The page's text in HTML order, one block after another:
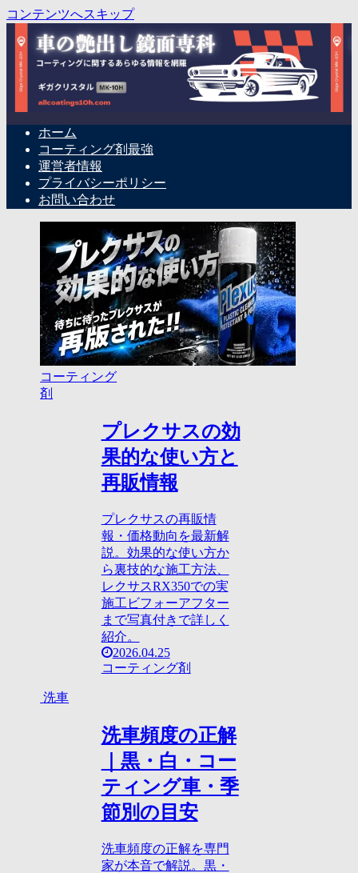
コンテンツへスキップ
ホーム
コーティング剤最強
運営者情報
プライバシーポリシー
お問い合わせ
コーティング
剤
プレクサスの効
果的な使い方と
再販情報
プレクサスの再販情
報・価格動向を最新解
説。効果的な使い方か
ら裏技的な施工方法、
レクサスRX350での実
施工ビフォーアフター
まで写真付きで詳しく
紹介。
2026.04.25
コーティング剤
洗車
洗車頻度の正解
｜黒・白・コー
ティング車・季
節別の目安
洗車頻度の正解を専門
家が本音で解説。黒・